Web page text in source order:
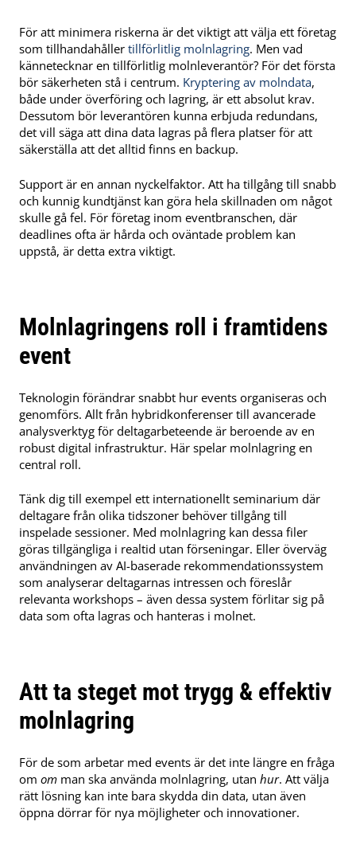
För att minimera riskerna är det viktigt att välja ett företag
som tillhandahåller tillförlitlig molnlagring. Men vad
kännetecknar en tillförlitlig molnleverantör? För det första
bör säkerheten stå i centrum. Kryptering av molndata,
både under överföring och lagring, är ett absolut krav.
Dessutom bör leverantören kunna erbjuda redundans,
det vill säga att dina data lagras på flera platser för att
säkerställa att det alltid finns en backup.
Support är en annan nyckelfaktor. Att ha tillgång till snabb
och kunnig kundtjänst kan göra hela skillnaden om något
skulle gå fel. För företag inom eventbranschen, där
deadlines ofta är hårda och oväntade problem kan
uppstå, är detta extra viktigt.
Molnlagringens roll i framtidens
event
Teknologin förändrar snabbt hur events organiseras och
genomförs. Allt från hybridkonferenser till avancerade
analysverktyg för deltagarbeteende är beroende av en
robust digital infrastruktur. Här spelar molnlagring en
central roll.
Tänk dig till exempel ett internationellt seminarium där
deltagare från olika tidszoner behöver tillgång till
inspelade sessioner. Med molnlagring kan dessa filer
göras tillgängliga i realtid utan förseningar. Eller överväg
användningen av AI-baserade rekommendationssystem
som analyserar deltagarnas intressen och föreslår
relevanta workshops – även dessa system förlitar sig på
data som ofta lagras och hanteras i molnet.
Att ta steget mot trygg & effektiv
molnlagring
För de som arbetar med events är det inte längre en fråga
om om man ska använda molnlagring, utan hur. Att välja
rätt lösning kan inte bara skydda din data, utan även
öppna dörrar för nya möjligheter och innovationer.